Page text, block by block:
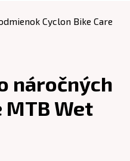
Cyclon Bike Care
náročných
MTB Wet